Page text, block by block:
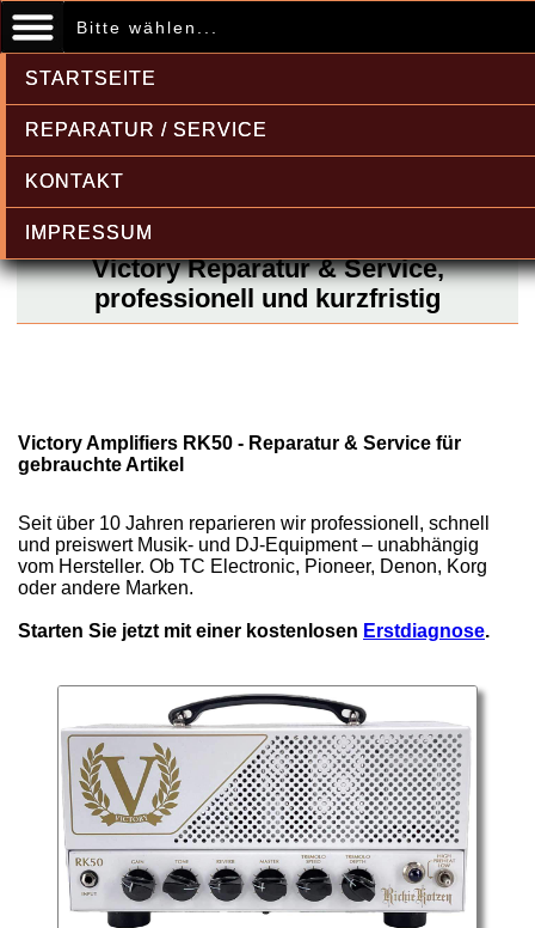
Bitte wählen...
STARTSEITE
REPARATUR / SERVICE
KONTAKT
IMPRESSUM
Victory Reparatur & Service,
professionell und kurzfristig
Victory Amplifiers RK50 - Reparatur & Service für
gebrauchte Artikel
Seit über 10 Jahren reparieren wir professionell, schnell
und preiswert Musik- und DJ-Equipment – unabhängig
vom Hersteller. Ob TC Electronic, Pioneer, Denon, Korg
oder andere Marken.
Starten Sie jetzt mit einer kostenlosen Erstdiagnose.